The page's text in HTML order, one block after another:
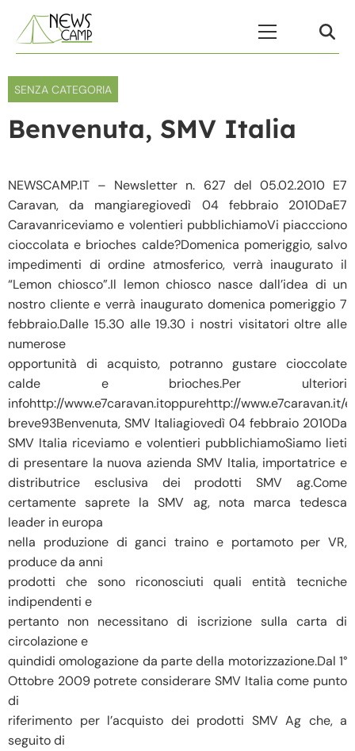
SENZA CATEGORIA
Benvenuta, SMV Italia
NEWSCAMP.IT – Newsletter n. 627 del 05.02.2010 E7
Caravan, da mangiaregiovedì 04 febbraio 2010DaE7
Caravanriceviamo e volentieri pubblichiamoVi piaccciono
cioccolata e brioches calde?Domenica pomeriggio, salvo
impedimenti di ordine atmosferico, verrà inaugurato il
“Lemon chiosco”.Il lemon chiosco nasce dall’idea di un
nostro cliente e verrà inaugurato domenica pomeriggio 7
febbraio.Dalle 15.30 alle 19.30 i nostri visitatori oltre alle
numerose
opportunità di acquisto, potranno gustare cioccolate
calde e brioches.Per ulteriori
infohttp://www.e7caravan.itoppurehttp://www.e7caravan.it/
breve93Benvenuta, SMV Italiagiovedì 04 febbraio 2010Da
SMV Italia riceviamo e volentieri pubblichiamoSiamo lieti
di presentare la nuova azienda SMV Italia, importatrice e
distributrice esclusiva dei prodotti SMV ag.Come
certamente saprete la SMV ag, nota marca tedesca
leader in europa
nella produzione di ganci traino e portamoto per VR,
produce da anni
prodotti che sono riconosciuti quali entità tecniche
indipendenti e
pertanto non necessitano di iscrizione sulla carta di
circolazione e
quindidi omologazione da parte della motorizzazione.Dal 1°
Ottobre 2009 potrete considerare SMV Italia come punto
di
riferimento per l’acquisto dei prodotti SMV Ag che, a
seguito di